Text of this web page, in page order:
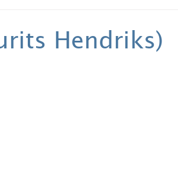
Hendriks)